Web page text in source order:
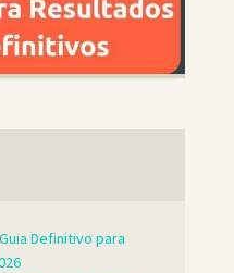
Definitivo para